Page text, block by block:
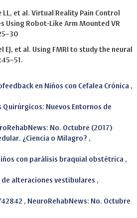
et al. Virtual Reality Pain Control
Using Robot-Like Arm Mounted VR
EJ, et al. Using FMRI to study the neural
en Niños con Cefalea Crónica ,
Nuevos Entornos de
No. Octubre (2017)
¿Ciencia o Milagro? ,
con parálisis braquial obstétrica ,
alteraciones vestibulares ,
, NeuroRehabNews: No. Octubre